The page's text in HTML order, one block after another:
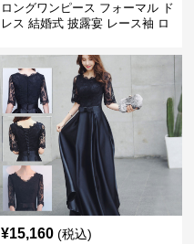
ロングワンピース フォーマル ド
レス 結婚式 披露宴 レース袖 ロ
¥15,160 (税込)